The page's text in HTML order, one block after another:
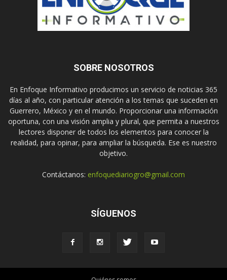
SOBRE NOSOTROS
En Enfoque Informativo producimos un servicio de noticias 365
días al año, con particular atención a los temas que suceden en
Guerrero, México y en el mundo. Proporcionar una información
oportuna, con una visión amplia y plural, que permita a nuestros
lectores disponer de todos los elementos para conocer la
realidad, para opinar, para ampliar la búsqueda. Ese es nuestro
objetivo.
Contáctanos: enfoquediariogro@gmail.com
SÍGUENOS